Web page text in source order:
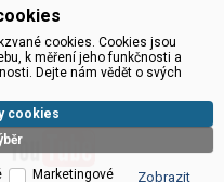
cookies. Cookies jsou
k měření jeho funkčnosti a
Dejte nám vědět o svých
cookies
Marketingové Zobrazit